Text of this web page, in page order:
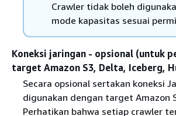
Crawler tidak boleh
mode kapasitas sesuai
Koneksi jaringan - opsional (untuk
target Amazon S3, Delta, Iceberg,
Secara opsional sertakan koneksi
digunakan dengan target Amazon
Perhatikan bahwa setiap crawler